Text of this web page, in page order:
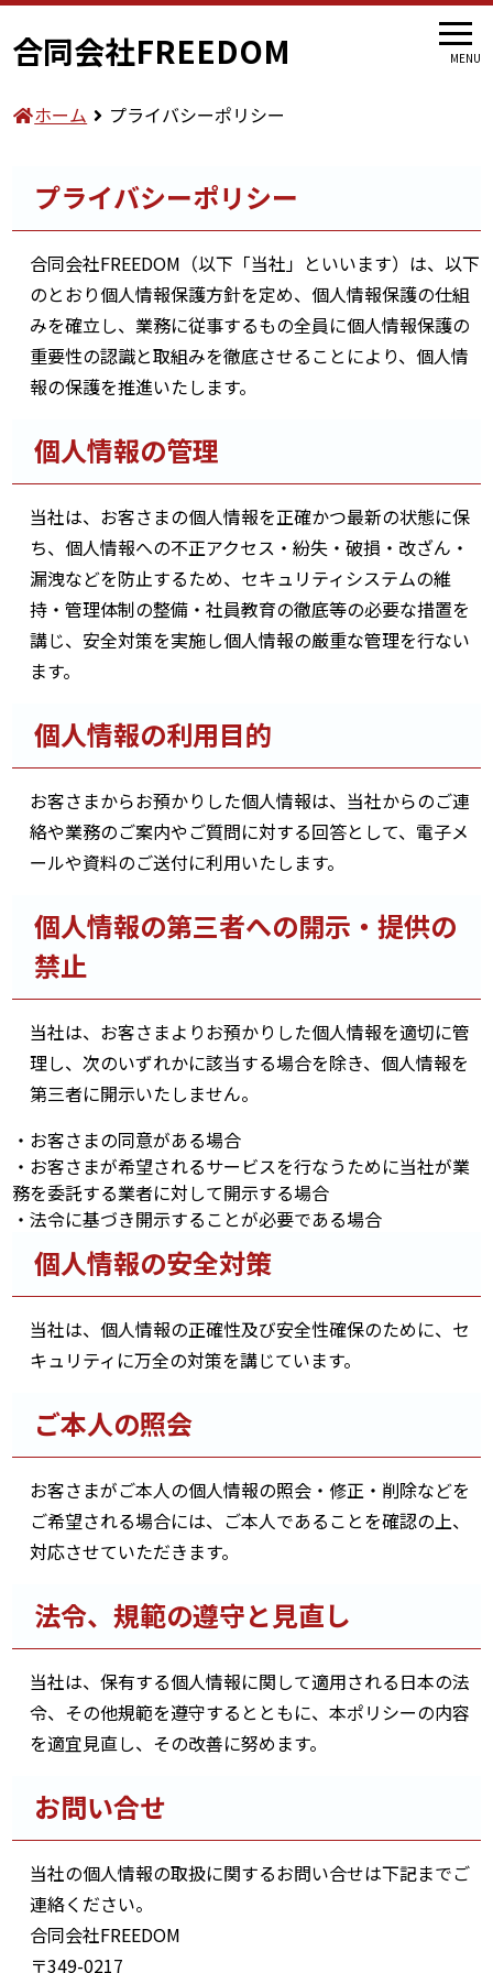
合同会社FREEDOM MENU
ホーム プライバシーポリシー
プライバシーポリシー
合同会社FREEDOM（以下「当社」といいます）は、以下
のとおり個人情報保護方針を定め、個人情報保護の仕組
みを確立し、業務に従事するもの全員に個人情報保護の
重要性の認識と取組みを徹底させることにより、個人情
報の保護を推進いたします。
個人情報の管理
当社は、お客さまの個人情報を正確かつ最新の状態に保
ち、個人情報への不正アクセス・紛失・破損・改ざん・
漏洩などを防止するため、セキュリティシステムの維
持・管理体制の整備・社員教育の徹底等の必要な措置を
講じ、安全対策を実施し個人情報の厳重な管理を行ない
ます。
個人情報の利用目的
お客さまからお預かりした個人情報は、当社からのご連
絡や業務のご案内やご質問に対する回答として、電子メ
ールや資料のご送付に利用いたします。
個人情報の第三者への開示・提供の
禁止
当社は、お客さまよりお預かりした個人情報を適切に管
理し、次のいずれかに該当する場合を除き、個人情報を
第三者に開示いたしません。
・お客さまの同意がある場合
・お客さまが希望されるサービスを行なうために当社が業
務を委託する業者に対して開示する場合
・法令に基づき開示することが必要である場合
個人情報の安全対策
当社は、個人情報の正確性及び安全性確保のために、セ
キュリティに万全の対策を講じています。
ご本人の照会
お客さまがご本人の個人情報の照会・修正・削除などを
ご希望される場合には、ご本人であることを確認の上、
対応させていただきます。
法令、規範の遵守と見直し
当社は、保有する個人情報に関して適用される日本の法
令、その他規範を遵守するとともに、本ポリシーの内容
を適宜見直し、その改善に努めます。
お問い合せ
当社の個人情報の取扱に関するお問い合せは下記までご
連絡ください。
合同会社FREEDOM
〒349-0217